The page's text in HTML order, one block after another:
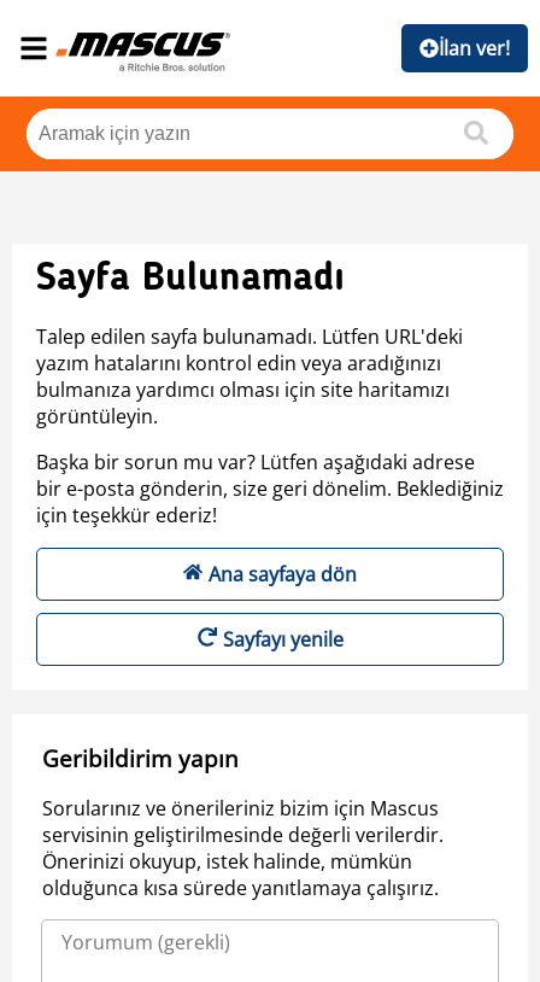
İlan ver!
Sayfa Bulunamadı
Talep edilen sayfa bulunamadı. Lütfen URL'deki
yazım hatalarını kontrol edin veya aradığınızı
bulmanıza yardımcı olması için site haritamızı
görüntüleyin.
Başka bir sorun mu var? Lütfen aşağıdaki adrese
bir e-posta gönderin, size geri dönelim. Beklediğiniz
için teşekkür ederiz!
Ana sayfaya dön
Sayfayı yenile
Geribildirim yapın
Sorularınız ve önerileriniz bizim için Mascus
servisinin geliştirilmesinde değerli verilerdir.
Önerinizi okuyup, istek halinde, mümkün
olduğunca kısa sürede yanıtlamaya çalışırız.